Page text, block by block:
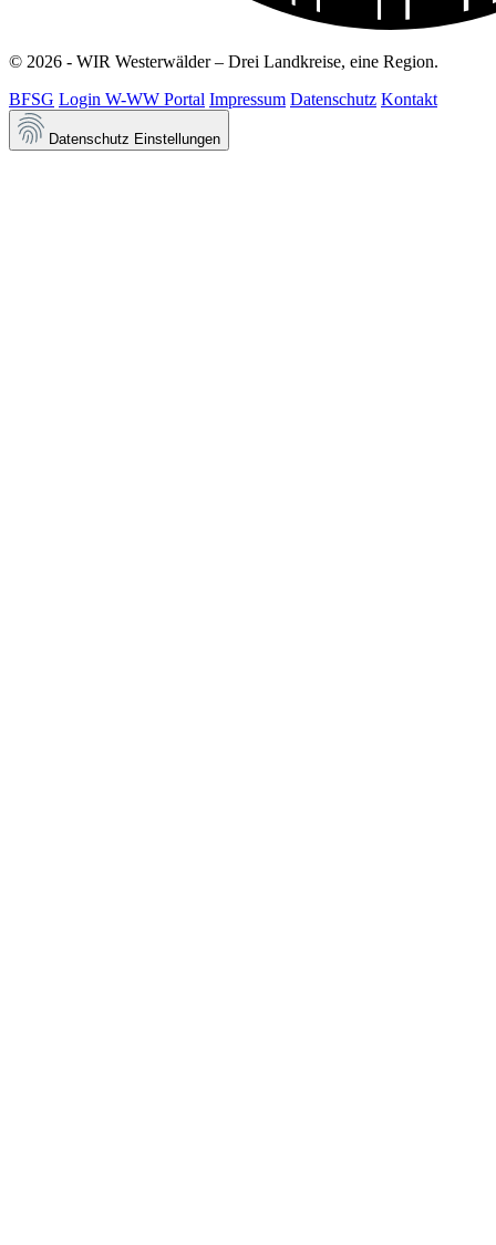
© 2026 - WIR Westerwälder – Drei Landkreise, eine Region.
BFSG Login W-WW Portal Impressum Datenschutz Kontakt
Datenschutz Einstellungen